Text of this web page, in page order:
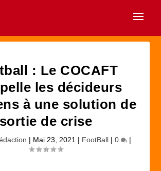
: Le COCAFT
les décideurs
à une solution de
sortie de crise
| Mai 23, 2021 | FootBall | 0 |